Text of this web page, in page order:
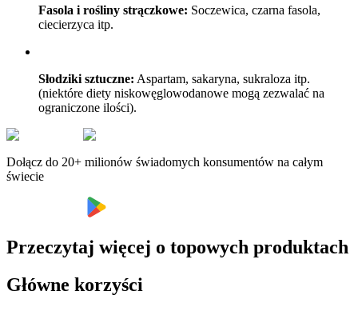
Fasola i rośliny strączkowe: Soczewica, czarna fasola,
ciecierzyca itp.
Słodziki sztuczne: Aspartam, sakaryna, sukraloza itp.
(niektóre diety niskowęglowodanowe mogą zezwalać na
ograniczone ilości).
Dołącz do 20+ milionów świadomych konsumentów na całym
świecie
Przeczytaj więcej o topowych produktach
Główne korzyści